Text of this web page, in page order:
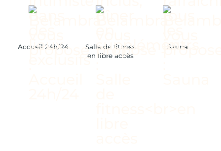
Accueil 24h/24
Salle de fitness
en libre accès
Sauna